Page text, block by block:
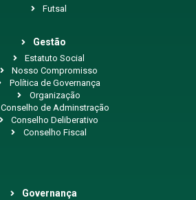
Futsal
Gestão
Estatuto Social
Nosso Compromisso
Política de Governança
Organização
Conselho de Adminstração
Conselho Deliberativo
Conselho Fiscal
Governança